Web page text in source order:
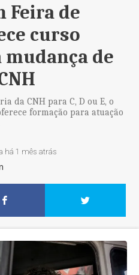
Feira de
curso
de
da CNH para C, D ou E, o
formação para atuação
há 1 mês atrás